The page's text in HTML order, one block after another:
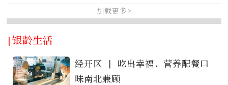
加载更多>
|银龄生活
经开区 | 吃出幸福，营养配餐口
味南北兼顾